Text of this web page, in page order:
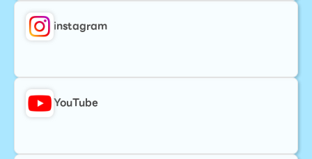
instagram
YouTube